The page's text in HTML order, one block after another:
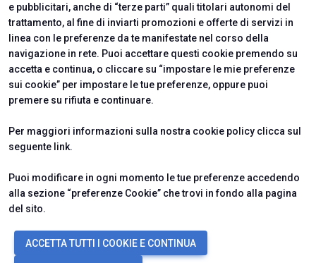
e pubblicitari, anche di “terze parti” quali titolari autonomi del
trattamento, al fine di inviarti promozioni e offerte di servizi in
linea con le preferenze da te manifestate nel corso della
navigazione in rete. Puoi accettare questi cookie premendo su
accetta e continua, o cliccare su “impostare le mie preferenze
sui cookie” per impostare le tue preferenze, oppure puoi
premere su rifiuta e continuare.
Per maggiori informazioni sulla nostra cookie policy clicca sul
seguente link.
Puoi modificare in ogni momento le tue preferenze accedendo
alla sezione “preferenze Cookie” che trovi in fondo alla pagina
del sito.
ACCETTA TUTTI I COOKIE E CONTINUA
© 2026ITALIAN EXHIBITION GROUP SpA - Via Emilia 155, 47921 Rimini
(Italy) - Registro Imprese Rimini e C.F./P.I. 00139440408 - Cap. Soc.